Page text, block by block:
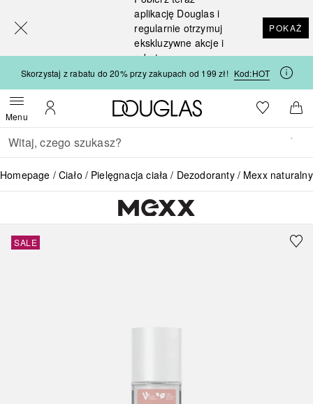
aplikację Douglas i
regularnie otrzymuj
ekskluzywne akcje i
rabaty
POKAŻ
Skorzystaj z rabatu do 20% przy zakupach od 199 zł! Kod:HOT
MenuOtwórz menuMoje konto
Strona główna Douglas
Do listyDo
Wracać
Wykonaj wyszukiwanie
Homepage Ciało Pielęgnacja ciała Dezodoranty Mexx
SALE
[navigation.slideout.screenreader]